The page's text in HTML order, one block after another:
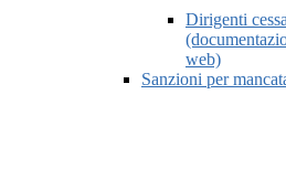
Dirigenti
web)
Sanzioni per